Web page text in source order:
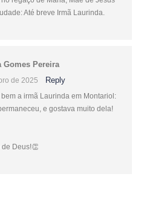
Até breve Irmã Laurinda.
Gomes Pereira
de 2025 Reply
a irmã Laurinda em Montariol:
e gostava muito dela!
Deus!👏